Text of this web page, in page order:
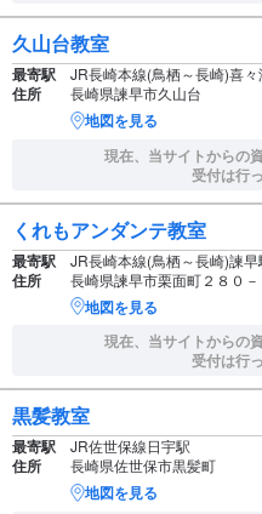
久山台教室
最寄駅 JR長崎本線(鳥栖～長崎)喜
住所 長崎県諫早市久山台
地図を見る
現在、当サイトからの
受付は行
くれもアンダンテ教室
最寄駅 JR長崎本線(鳥栖～長崎)諫
住所 長崎県諫早市栗面町２８０
地図を見る
現在、当サイトからの
受付は行
黒髪教室
最寄駅 JR佐世保線日宇駅
住所 長崎県佐世保市黒髪町
地図を見る